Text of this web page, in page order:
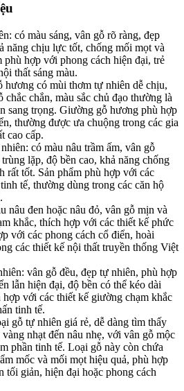
có màu sáng, vân gỗ rõ ràng, đẹp
năng chịu lực tốt, chống mối mọt và
phù hợp với phong cách hiện đại, trẻ
thất sáng màu.
hương có mùi thơm tự nhiên dễ chịu,
chắc chắn, màu sắc chủ đạo thường là
sang trọng. Giường gỗ hương phù hợp
thường được ưa chuộng trong các gia
cao cấp.
có màu nâu trầm ấm, vân gỗ
lặp, độ bền cao, khả năng chống
rất tốt. Sản phẩm phù hợp với các
tế, thường dùng trong các căn hộ
nâu đen hoặc nâu đỏ, vân gỗ mịn và
khắc, thích hợp với các thiết kế phức
với các phong cách cổ điển, hoài
các thiết kế nội thất truyền thống Việt
vân gỗ đều, đẹp tự nhiên, phù hợp
lẫn hiện đại, độ bền có thể kéo dài
hợp với các thiết kế giường chạm khắc
tinh tế.
gỗ tự nhiên giá rẻ, dễ dàng tìm thấy
nhạt đến nâu nhẹ, với vân gỗ mộc
phần tinh tế. Loại gỗ này còn chứa
mốc và mối mọt hiệu quả, phù hợp
tối giản, hiện đại hoặc phong cách